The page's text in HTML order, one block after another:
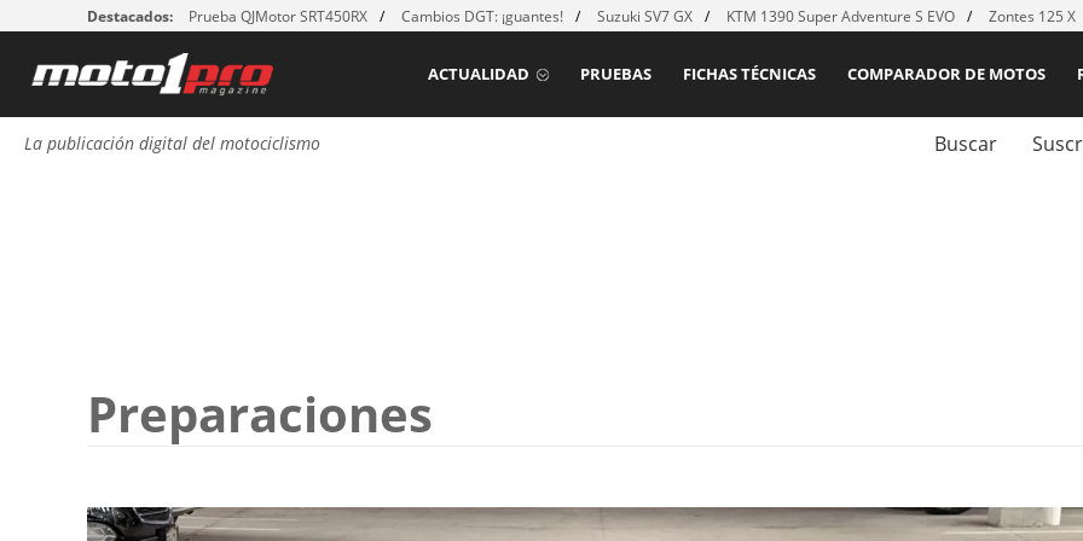
Destacados: Prueba QJMotor SRT450RX Cambios DGT: ¡guantes! Suzuki SV7 GX KTM 1390 Super Adventure S EVO Zontes 125 X
COMPARADOR DE MOTOS
FICHAS TÉCNICAS
PRUEBAS
ACTUALIDAD
La publicación digital del motociclismo Buscar
Preparaciones